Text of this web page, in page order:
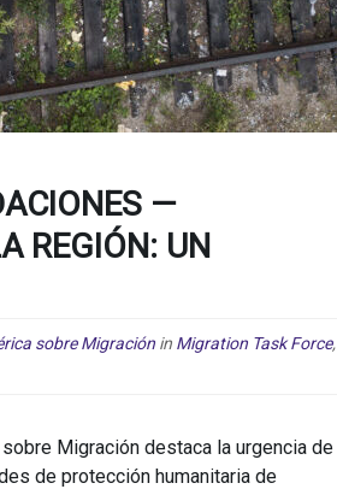
—
REGIÓN: UN
sobre Migración in Migration Task Force,
Migración destaca la urgencia de
de protección humanitaria de